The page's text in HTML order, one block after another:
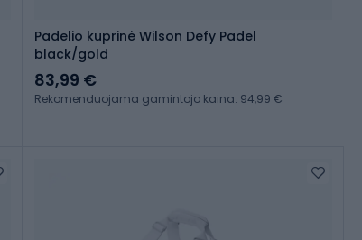
Padelio kuprinė Wilson Defy Padel
black/gold
83,99 €
Rekomenduojama gamintojo kaina: 94,99 €